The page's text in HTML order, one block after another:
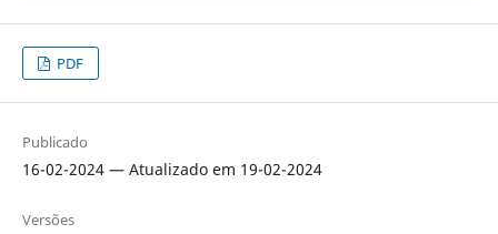
PDF
Publicado
16-02-2024 — Atualizado em 19-02-2024
Versões